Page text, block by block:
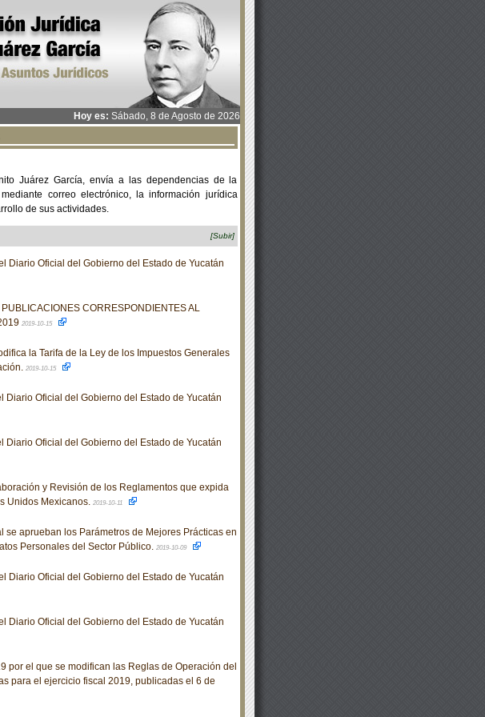
Hoy es: Sábado, 8 de Agosto de 2026
Juárez García, envía a las dependencias de la
correo electrónico, la información jurídica
de sus actividades.
[Subir]
Diario Oficial del Gobierno del Estado de Yucatán
CORRESPONDIENTES AL
2019-10-15
la Tarifa de la Ley de los Impuestos Generales
2019-10-15
Diario Oficial del Gobierno del Estado de Yucatán
Diario Oficial del Gobierno del Estado de Yucatán
y Revisión de los Reglamentos que expida
Unidos Mexicanos. 2019-10-11
se aprueban los Parámetros de Mejores Prácticas en
Personales del Sector Público. 2019-10-09
Diario Oficial del Gobierno del Estado de Yucatán
Diario Oficial del Gobierno del Estado de Yucatán
por el que se modifican las Reglas de Operación del
para el ejercicio fiscal 2019, publicadas el 6 de